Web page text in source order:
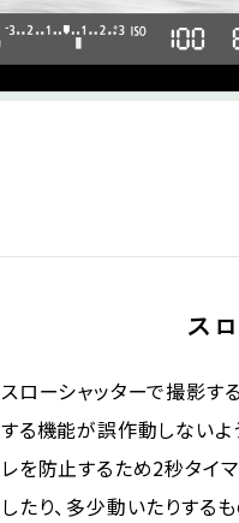
ス
スローシャッターで撮影す
する機能が誤作動しないよ
レを防止するため2秒タイ
したり、多少動いたりする